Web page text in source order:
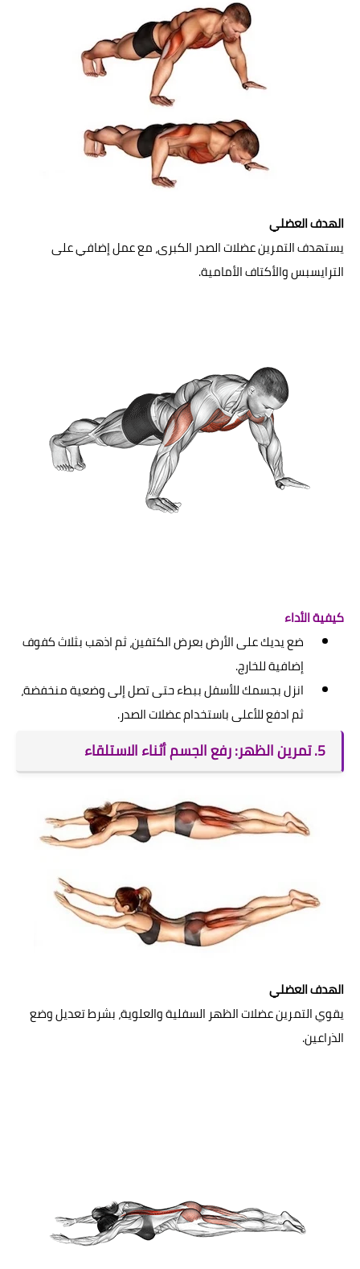
الهدف العضلي
يستهدف التمرين عضلات الصدر الكبرى، مع عمل إضافي على
الترايسبس والأكتاف الأمامية.
كيفية الأداء
ضع يديك على الأرض بعرض الكتفين، ثم اذهب بثلاث كفوف
إضافية للخارج.
انزل بجسمك للأسفل ببطء حتى تصل إلى وضعية منخفضة،
ثم ادفع للأعلى باستخدام عضلات الصدر.
5. تمرين الظهر: رفع الجسم أثناء الاستلقاء
الهدف العضلي
يقوي التمرين عضلات الظهر السفلية والعلوية، بشرط تعديل وضع
الذراعين.